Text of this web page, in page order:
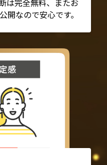
開なので安心です。